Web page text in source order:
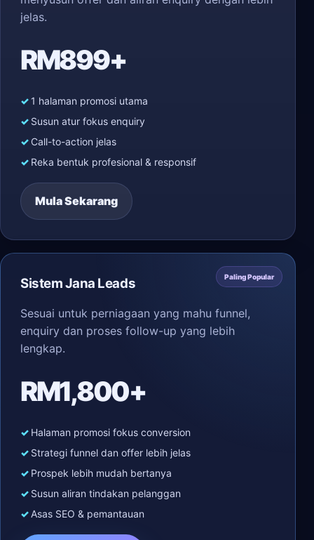
jelas.
RM899+
1 halaman promosi utama
Susun atur fokus enquiry
Call-to-action jelas
Reka bentuk profesional & responsif
Mula Sekarang
Paling Popular
Sistem Jana Leads
Sesuai untuk perniagaan yang mahu funnel,
enquiry dan proses follow-up yang lebih
lengkap.
RM1,800+
Halaman promosi fokus conversion
Strategi funnel dan offer lebih jelas
Prospek lebih mudah bertanya
Susun aliran tindakan pelanggan
Asas SEO & pemantauan